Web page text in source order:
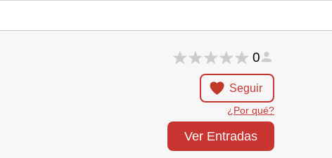
0
Seguir
¿Por qué?
Ver Entradas